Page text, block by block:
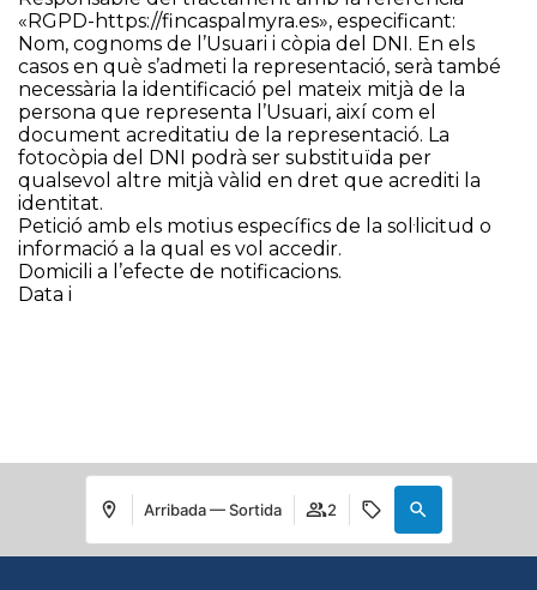
«RGPD- https://fincaspalmyra.es», especificant:
Nom, cognoms de l’Usuari i còpia del DNI. En els
casos en què s’admeti la representació, serà també
necessària la identificació pel mateix mitjà de la
persona que representa l’Usuari, així com el
document acreditatiu de la representació. La
fotocòpia del DNI podrà ser substituïda per
qualsevol altre mitjà vàlid en dret que acrediti la
identitat.
Petició amb els motius específics de la sol·licitud o
informació a la qual es vol accedir.
Domicili a l’efecte de notificacions.
Data i
Arribada — Sortida 2